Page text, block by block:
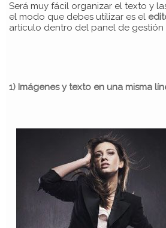
Será muy fácil organizar el texto y
el modo que debes utilizar es el
artículo dentro del panel de gestión
1) Imágenes y texto en una misma